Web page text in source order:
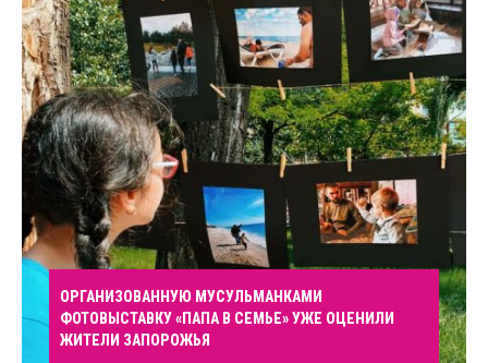
ОРГАНИЗОВАННУЮ МУСУЛЬМАНКАМИ
ФОТОВЫСТАВКУ «ПАПА В СЕМЬЕ» УЖЕ ОЦЕНИЛИ
ЖИТЕЛИ ЗАПОРОЖЬЯ